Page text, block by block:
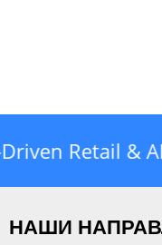
Retail & AI
НАШИ